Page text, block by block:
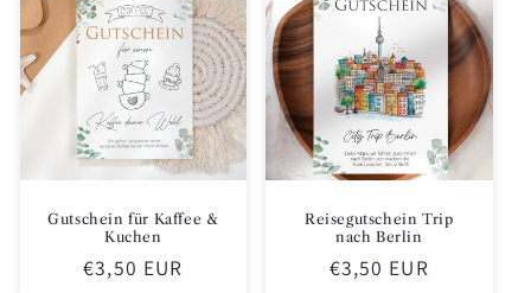
Gutschein für Kaffee &
Kuchen
Normaler
€3,50 EUR
Reisegutschein Trip
nach Berlin
Normaler
€3,50 EUR